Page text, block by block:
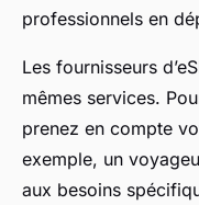
professionnels en
Les fournisseurs
mêmes services.
prenez en compte
exemple, un
aux besoins